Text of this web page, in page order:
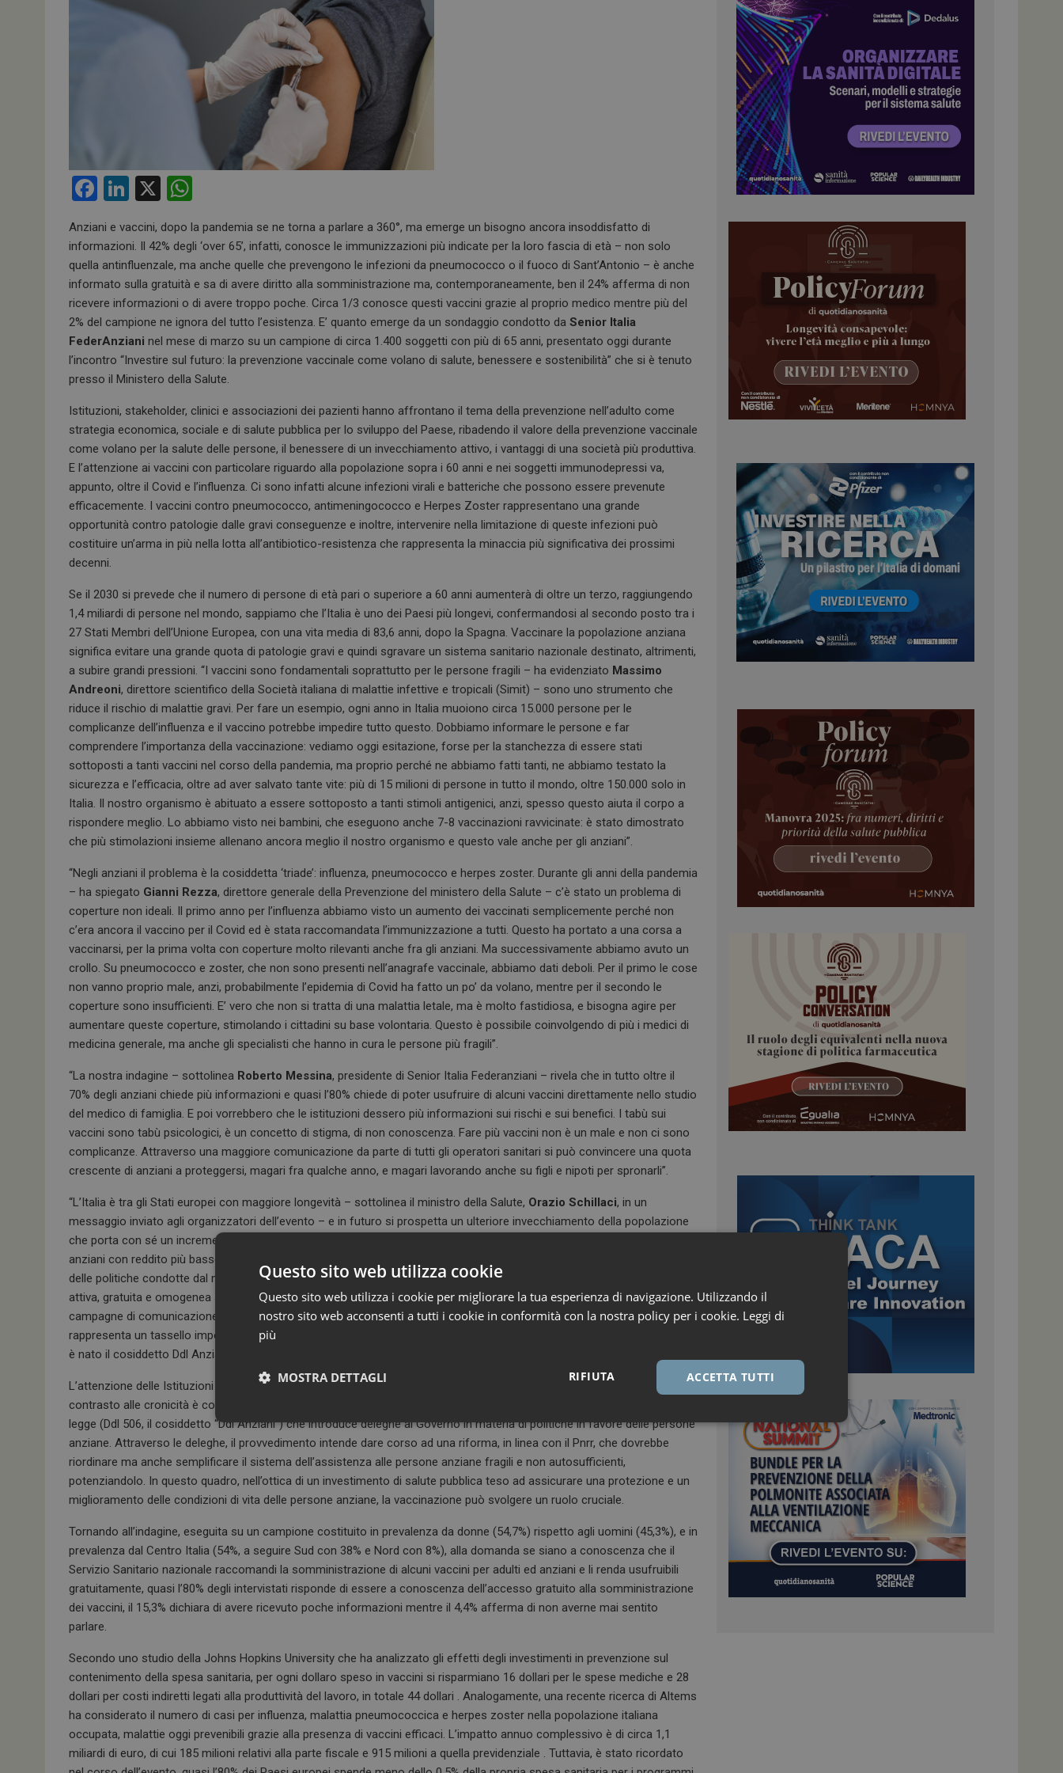
F
ce
b
o
o
k
Li
ke
dI
n
X
at
s
A
p
p
Anziani e vaccini, dopo la pandemia se ne torna a parlare a 360°, ma emerge un bisogno ancora insoddisfatto di
informazioni. Il 42% degli ‘over 65’, infatti, conosce le immunizzazioni più indicate per la loro fascia di età – non solo
quella antinfluenzale, ma anche quelle che prevengono le infezioni da pneumococco o il fuoco di Sant’Antonio – è anche
informato sulla gratuità e sa di avere diritto alla somministrazione ma, contemporaneamente, ben il 24% afferma di non
ricevere informazioni o di avere troppo poche. Circa 1/3 conosce questi vaccini grazie al proprio medico mentre più del
2% del campione ne ignora del tutto l’esistenza. E’ quanto emerge da un sondaggio condotto da Senior Italia
FederAnziani nel mese di marzo su un campione di circa 1.400 soggetti con più di 65 anni, presentato oggi durante
l’incontro “Investire sul futuro: la prevenzione vaccinale come volano di salute, benessere e sostenibilità” che si è tenuto
presso il Ministero della Salute.
Istituzioni, stakeholder, clinici e associazioni dei pazienti hanno affrontano il tema della prevenzione nell’adulto come
strategia economica, sociale e di salute pubblica per lo sviluppo del Paese, ribadendo il valore della prevenzione vaccinale
come volano per la salute delle persone, il benessere di un invecchiamento attivo, i vantaggi di una società più produttiva.
E l’attenzione ai vaccini con particolare riguardo alla popolazione sopra i 60 anni e nei soggetti immunodepressi va,
appunto, oltre il Covid e l’influenza. Ci sono infatti alcune infezioni virali e batteriche che possono essere prevenute
efficacemente. I vaccini contro pneumococco, antimeningococco e Herpes Zoster rappresentano una grande
opportunità contro patologie dalle gravi conseguenze e inoltre, intervenire nella limitazione di queste infezioni può
costituire un’arma in più nella lotta all’antibiotico-resistenza che rappresenta la minaccia più significativa dei prossimi
decenni.
Se il 2030 si prevede che il numero di persone di età pari o superiore a 60 anni aumenterà di oltre un terzo, raggiungendo
1,4 miliardi di persone nel mondo, sappiamo che l’Italia è uno dei Paesi più longevi, confermandosi al secondo posto tra i
27 Stati Membri dell’Unione Europea, con una vita media di 83,6 anni, dopo la Spagna. Vaccinare la popolazione anziana
significa evitare una grande quota di patologie gravi e quindi sgravare un sistema sanitario nazionale destinato, altrimenti,
a subire grandi pressioni. “I vaccini sono fondamentali soprattutto per le persone fragili – ha evidenziato Massimo
Andreoni, direttore scientifico della Società italiana di malattie infettive e tropicali (Simit) – sono uno strumento che
riduce il rischio di malattie gravi. Per fare un esempio, ogni anno in Italia muoiono circa 15.000 persone per le
complicanze dell’influenza e il vaccino potrebbe impedire tutto questo. Dobbiamo informare le persone e far
comprendere l’importanza della vaccinazione: vediamo oggi esitazione, forse per la stanchezza di essere stati
sottoposti a tanti vaccini nel corso della pandemia, ma proprio perché ne abbiamo fatti tanti, ne abbiamo testato la
sicurezza e l’efficacia, oltre ad aver salvato tante vite: più di 15 milioni di persone in tutto il mondo, oltre 150.000 solo in
Italia. Il nostro organismo è abituato a essere sottoposto a tanti stimoli antigenici, anzi, spesso questo aiuta il corpo a
rispondere meglio. Lo abbiamo visto nei bambini, che eseguono anche 7-8 vaccinazioni ravvicinate: è stato dimostrato
che più stimolazioni insieme allenano ancora meglio il nostro organismo e questo vale anche per gli anziani”.
“Negli anziani il problema è la cosiddetta ‘triade’: influenza, pneumococco e herpes zoster. Durante gli anni della pandemia
– ha spiegato Gianni Rezza, direttore generale della Prevenzione del ministero della Salute – c’è stato un problema di
coperture non ideali. Il primo anno per l’influenza abbiamo visto un aumento dei vaccinati semplicemente perché non
c’era ancora il vaccino per il Covid ed è stata raccomandata l’immunizzazione a tutti. Questo ha portato a una corsa a
vaccinarsi, per la prima volta con coperture molto rilevanti anche fra gli anziani. Ma successivamente abbiamo avuto un
crollo. Su pneumococco e zoster, che non sono presenti nell’anagrafe vaccinale, abbiamo dati deboli. Per il primo le cose
non vanno proprio male, anzi, probabilmente l’epidemia di Covid ha fatto un po’ da volano, mentre per il secondo le
coperture sono insufficienti. E’ vero che non si tratta di una malattia letale, ma è molto fastidiosa, e bisogna agire per
aumentare queste coperture, stimolando i cittadini su base volontaria. Questo è possibile coinvolgendo di più i medici di
medicina generale, ma anche gli specialisti che hanno in cura le persone più fragili”.
“La nostra indagine – sottolinea Roberto Messina, presidente di Senior Italia Federanziani – rivela che in tutto oltre il
70% degli anziani chiede più informazioni e quasi l’80% chiede di poter usufruire di alcuni vaccini direttamente nello studio
del medico di famiglia. E poi vorrebbero che le istituzioni dessero più informazioni sui rischi e sui benefici. I tabù sui
vaccini sono tabù psicologici, è un concetto di stigma, di non conoscenza. Fare più vaccini non è un male e non ci sono
complicanze. Attraverso una maggiore comunicazione da parte di tutti gli operatori sanitari si può convincere una quota
crescente di anziani a proteggersi, magari fra qualche anno, e magari lavorando anche su figli e nipoti per spronarli”.
“L’Italia è tra gli Stati europei con maggiore longevità – sottolinea il ministro della Salute, Orazio Schillaci, in un
messaggio inviato agli organizzatori dell’evento – e in futuro si prospetta un ulteriore invecchiamento della popolazione
che porta con sé un incremento delle malattie croniche e una perdita di autonomia che colpisce maggiormente gli
anziani con reddito più basso. L’importanza delle vaccinazioni per la popolazione adulta e anziana è un tema al centro
delle politiche condotte dal ministero della Salute a tutela della salute pubblica e individuale, con un’offerta vaccinale
attiva, gratuita e omogenea su tutto il territorio nazionale.. Promuovere la cultura della vaccinazione attraverso
campagne di comunicazione mirate, come quelle che abbiamo realizzato per la vaccinazione antinfluenzale e anti-Covid,
rappresenta un tassello importante a tutela della salute degli anziani, che sono oggi al centro di un forte impegno, da cui
è nato il cosiddetto Ddl Anziani, proprio in questi giorni all’approvazione del Parlamento”.
L’attenzione delle Istituzioni verso le problematiche degli anziani, della cura delle persone non autosufficienti e del
contrasto alle cronicità è convogliata come noto nell’approvazione da parte del Consiglio dei Ministri di un disegno di
legge (Ddl 506, il cosiddetto “Ddl Anziani”) che introduce deleghe al Governo in materia di politiche in favore delle persone
anziane. Attraverso le deleghe, il provvedimento intende dare corso ad una riforma, in linea con il Pnrr, che dovrebbe
riordinare ma anche semplificare il sistema dell’assistenza alle persone anziane fragili e non autosufficienti,
potenziandolo. In questo quadro, nell’ottica di un investimento di salute pubblica teso ad assicurare una protezione e un
miglioramento delle condizioni di vita delle persone anziane, la vaccinazione può svolgere un ruolo cruciale.
Tornando all’indagine, eseguita su un campione costituito in prevalenza da donne (54,7%) rispetto agli uomini (45,3%), e in
prevalenza dal Centro Italia (54%, a seguire Sud con 38% e Nord con 8%), alla domanda se siano a conoscenza che il
Servizio Sanitario nazionale raccomandi la somministrazione di alcuni vaccini per adulti ed anziani e li renda usufruibili
gratuitamente, quasi l’80% degli intervistati risponde di essere a conoscenza dell’accesso gratuito alla somministrazione
dei vaccini, il 15,3% dichiara di avere ricevuto poche informazioni mentre il 4,4% afferma di non averne mai sentito
parlare.
Secondo uno studio della Johns Hopkins University che ha analizzato gli effetti degli investimenti in prevenzione sul
contenimento della spesa sanitaria, per ogni dollaro speso in vaccini si risparmiano 16 dollari per le spese mediche e 28
dollari per costi indiretti legati alla produttività del lavoro, in totale 44 dollari . Analogamente, una recente ricerca di Altems
ha considerato il numero di casi per influenza, malattia pneumococcica e herpes zoster nella popolazione italiana
occupata, malattie oggi prevenibili grazie alla presenza di vaccini efficaci. L’impatto annuo complessivo è di circa 1,1
miliardi di euro, di cui 185 milioni relativi alla parte fiscale e 915 milioni a quella previdenziale . Tuttavia, è stato ricordato
Questo sito web utilizza cookie
Questo sito web utilizza i cookie per migliorare la tua esperienza di navigazione. Utilizzando il
nostro sito web acconsenti a tutti i cookie in conformità con la nostra policy per i cookie. Leggi di
più
ACCETTA TUTTI
RIFIUTA
MOSTRA DETTAGLI
Necessari Marketing
Necessari Marketing
I cookie necessari contribuiscono a rendere fruibile il sito web abilitandone funzionalità di base quali la navigazione sulle pagine
e l'accesso alle aree protette del sito. Il sito web non è in grado di funzionare correttamente senza questi cookie.
NOME
FORNITORE / DOMINIO SCADENZA
Questo cookie viene utilizzato per distinguere utenti
come identificatore del cliente. È incluso in ogni richiesta
di pagina in un sito e utilizzato per calcolare i dati di
visitatori, sessioni e campagne per i rapporti di analisi dei
siti.
ARRAffinitySameSite
Microsoft Corporation
.www.dailyhealthindustry.it
Sessione
Quando si utilizza Microsoft Azure come piattaforma di
hosting e si abilita il bilanciamento del carico, questo
cookie garantisce che le richieste di una sessione di
navigazione del visitatore siano sempre gestite dallo